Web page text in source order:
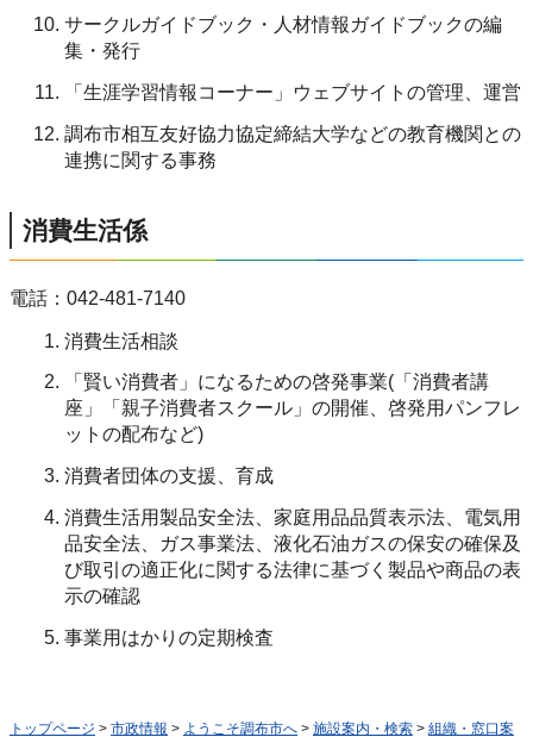
サークルガイドブック・人材情報ガイドブックの編
集・発行
「生涯学習情報コーナー」ウェブサイトの管理、運営
調布市相互友好協力協定締結大学などの教育機関との
連携に関する事務
消費生活係
電話：042-481-7140
消費生活相談
「賢い消費者」になるための啓発事業(「消費者講
座」「親子消費者スクール」の開催、啓発用パンフレ
ットの配布など)
消費者団体の支援、育成
消費生活用製品安全法、家庭用品品質表示法、電気用
品安全法、ガス事業法、液化石油ガスの保安の確保及
び取引の適正化に関する法律に基づく製品や商品の表
示の確認
事業用はかりの定期検査
トップページ > 市政情報 > ようこそ調布市へ > 施設案内・検索 > 組織・窓口案